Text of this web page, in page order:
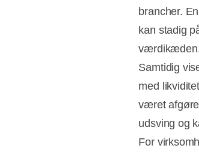
brancher.
kan stadig
Samtidig
med
været
udsving og
For